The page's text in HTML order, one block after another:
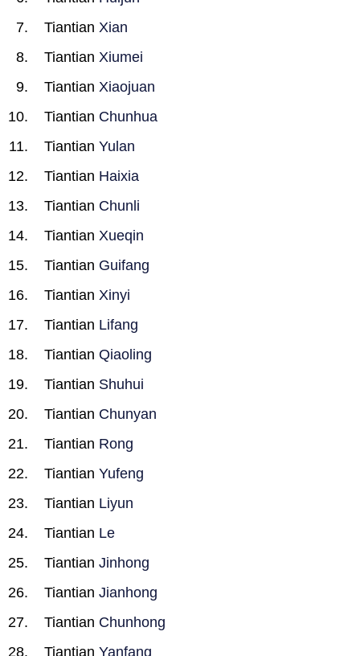
Tiantian Xian
Tiantian Xiumei
Tiantian Xiaojuan
Tiantian Chunhua
Tiantian Yulan
Tiantian Haixia
Tiantian Chunli
Tiantian Xueqin
Tiantian Guifang
Tiantian Xinyi
Tiantian Lifang
Tiantian Qiaoling
Tiantian Shuhui
Tiantian Chunyan
Tiantian Rong
Tiantian Yufeng
Tiantian Liyun
Tiantian Le
Tiantian Jinhong
Tiantian Jianhong
Tiantian Chunhong
Tiantian Yanfang